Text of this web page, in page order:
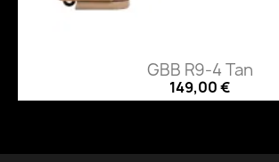
GBB R9-4 Tan
149,00 €